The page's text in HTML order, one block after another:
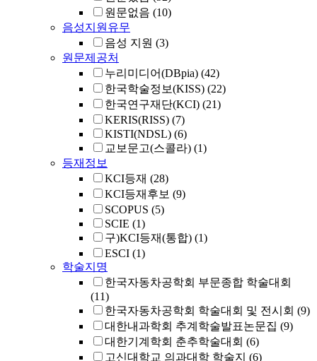
원문없음 (10)
음성지원유무
음성 지원 (3)
원문제공처
누리미디어(DBpia) (42)
한국학술정보(KISS) (22)
한국연구재단(KCI) (21)
KERIS(RISS) (7)
KISTI(NDSL) (6)
교보문고(스콜라) (1)
등재정보
KCI등재 (28)
KCI등재후보 (9)
SCOPUS (5)
SCIE (1)
구)KCI등재(통합) (1)
ESCI (1)
학술지명
한국자동차공학회 부문종합 학술대회
(11)
한국자동차공학회 학술대회 및 전시회 (9)
대한내과학회 추계학술발표논문집 (9)
대한기계학회 춘추학술대회 (6)
고신대학교 의과대학 학술지 (6)